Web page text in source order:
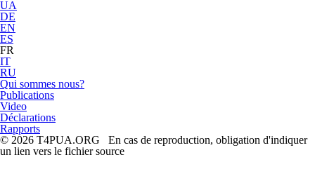
UA
DE
EN
ES
FR
IT
RU
Qui sommes nous?
Publications
Video
Déclarations
Rapports
© 2026 T4PUA.ORG En cas de reproduction, obligation d'indiquer
un lien vers le fichier source